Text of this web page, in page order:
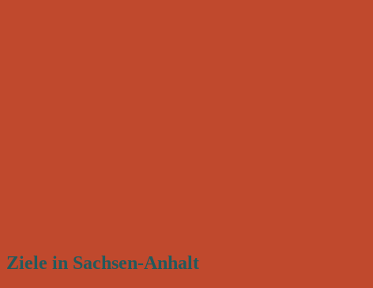
Ziele in Sachsen-Anhalt